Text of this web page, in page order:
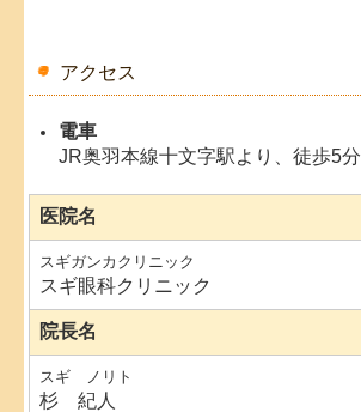
アクセス
電車
JR奥羽本線十文字駅より、徒歩5分
医院名
スギガンカクリニック
スギ眼科クリニック
院長名
スギ ノリト
杉 紀人